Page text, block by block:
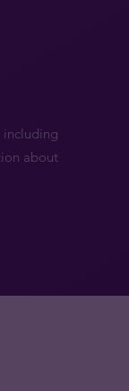
including
about